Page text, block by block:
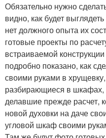
Обязательно нужно
видно, как будет
нет должного опыта их
готовые проекты по
встраиваемой
подробно показано, как
своими руками в
разбирающиеся в
делавшие прежде расчет,
новой духовки на даче
угловой шкаф своими